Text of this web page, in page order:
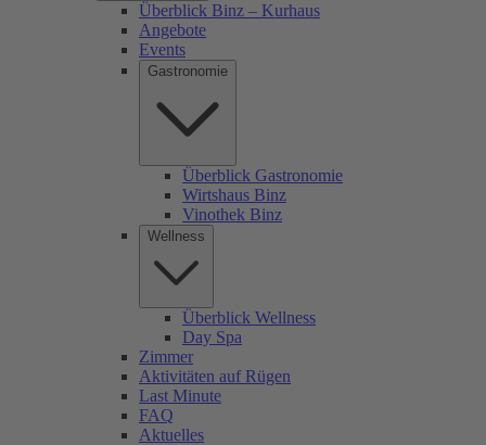
Überblick Binz – Kurhaus
Angebote
Events
Gastronomie
Überblick Gastronomie
Wirtshaus Binz
Vinothek Binz
Wellness
Überblick Wellness
Day Spa
Zimmer
Aktivitäten auf Rügen
Last Minute
FAQ
Aktuelles